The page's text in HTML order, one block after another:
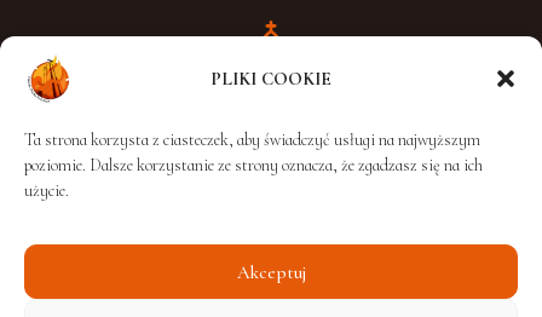
PLIKI COOKIE
Ta strona korzysta z ciasteczek, aby świadczyć usługi na najwyższym
poziomie. Dalsze korzystanie ze strony oznacza, że zgadzasz się na ich
użycie.
Akceptuj
ul. Lubelska 5
24-320 Poniatowa